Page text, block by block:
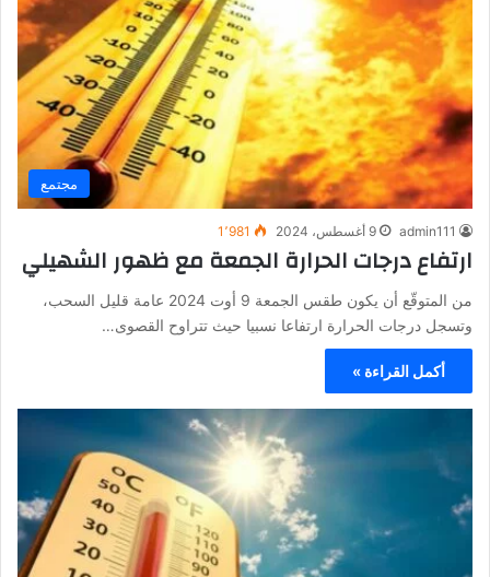
مجتمع
admin111 9 أغسطس، 2024 1٬981
ارتفاع درجات الحرارة الجمعة مع ظهور الشهيلي
من المتوقّع أن يكون طقس الجمعة 9 أوت 2024 عامة قليل السحب،
وتسجل درجات الحرارة ارتفاعا نسبيا حيث تتراوح القصوى…
أكمل القراءة »